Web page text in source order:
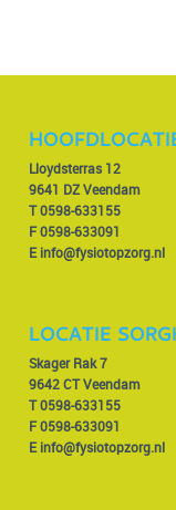
Lloydsterras 12
9641 DZ Veendam
T0598-633155
F 0598-633091
Einfo@fysiotopzorg.nl
LOCATIE
Skager Rak 7
9642 CT Veendam
T0598-633155
F 0598-633091
Einfo@fysiotopzorg.nl